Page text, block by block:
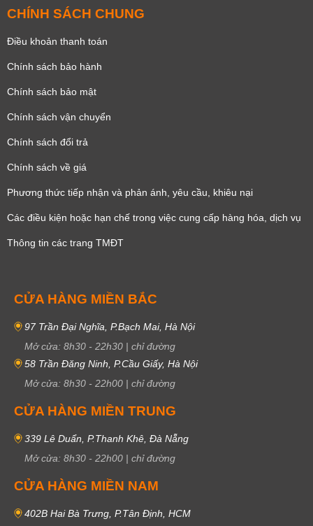
CHÍNH SÁCH CHUNG
Điều khoản thanh toán
Chính sách bảo hành
Chính sách bảo mật
Chính sách vận chuyển
Chính sách đổi trả
Chính sách về giá
Phương thức tiếp nhận và phản ánh, yêu cầu, khiêu nại
Các điều kiện hoặc hạn chế trong việc cung cấp hàng hóa, dịch vụ
Thông tin các trang TMĐT
CỬA HÀNG MIỀN BẮC
97 Trần Đại Nghĩa, P.Bạch Mai, Hà Nội
Mở cửa: 8h30 - 22h30 | chỉ đường
58 Trần Đăng Ninh, P.Cầu Giấy, Hà Nội
Mở cửa: 8h30 - 22h00 | chỉ đường
CỬA HÀNG MIỀN TRUNG
339 Lê Duẩn, P.Thanh Khê, Đà Nẵng
Mở cửa: 8h30 - 22h00 | chỉ đường
CỬA HÀNG MIỀN NAM
402B Hai Bà Trưng, P.Tân Định, HCM